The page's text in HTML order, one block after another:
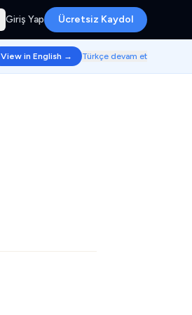
Giriş Yap Ücretsiz Kaydol
View in English → Türkçe devam et